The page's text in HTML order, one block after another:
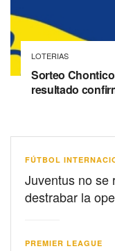
LOTERIAS
Sorteo
resultado
FÚTBOL
Juventus no se
destrabar la
PREMIER LEAGUE